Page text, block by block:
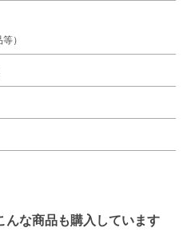
）
んな商品も購入しています